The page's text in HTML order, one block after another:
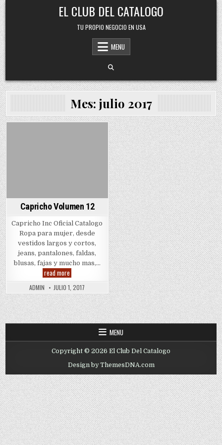
Skip
to
content
EL CLUB DEL CATALOGO
TU PROPIO NEGOCIO EN USA
MENU
Mes: julio 2017
Capricho Volumen 12
Capricho Inc Oficial Catalogo
Ropa para mujer, desde
vestidos largos y cortos,
jeans, pantalones, faldas,
blusas, fajas y mucho mas,…
read more
Volumen
12
ADMIN JULIO 1, 2017
MENU
Copyright © 2026 El Club Del Catalogo
Design by ThemesDNA.com